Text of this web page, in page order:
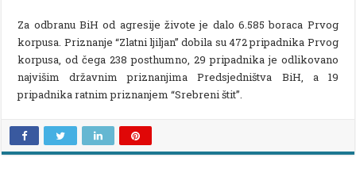
Za odbranu BiH od agresije živote je dalo 6.585 boraca Prvog
korpusa. Priznanje “Zlatni ljiljan” dobila su 472 pripadnika Prvog
korpusa, od čega 238 posthumno, 29 pripadnika je odlikovano
najvišim državnim priznanjima Predsjedništva BiH, a 19
pripadnika ratnim priznanjem “Srebreni štit”.